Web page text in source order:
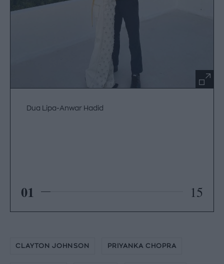
Dua Lipa-Anwar Hadid
01 15
CLAYTON JOHNSON PRIYANKA CHOPRA